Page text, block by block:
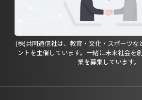
(株)共同通信社は、教育・文化・スポーツな
ントを主催しています。一緒に未来社会を
業を募集しています。